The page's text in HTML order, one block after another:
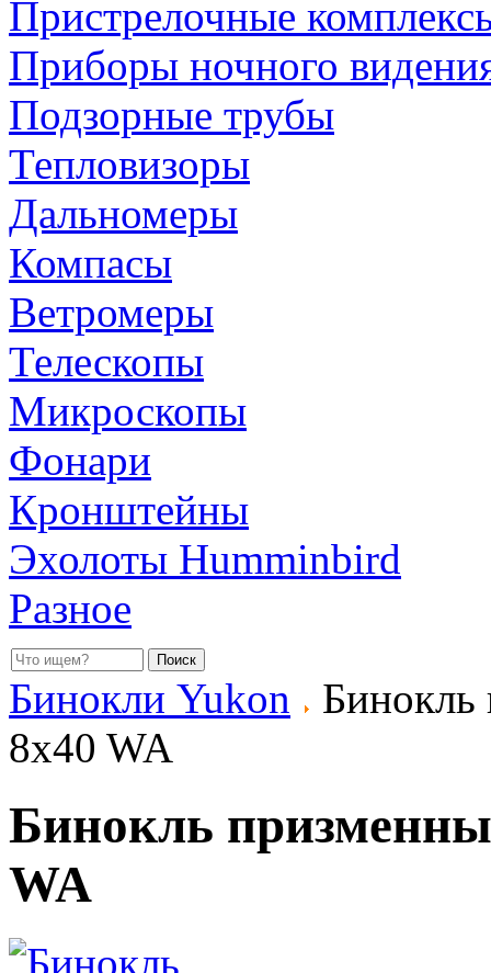
Пристрелочные
Приборы ночного
Подзорные трубы
Тепловизоры
Дальномеры
Компасы
Ветромеры
Телескопы
Микроскопы
Фонари
Кронштейны
Эхолоты Humminbird
Разное
Бинокли Yukon
Бинокль
8x40 WA
Бинокль
WA